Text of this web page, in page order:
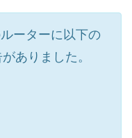
ーターに以下の
ありました。